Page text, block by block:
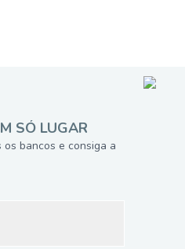
SÓ LUGAR
bancos e consiga a